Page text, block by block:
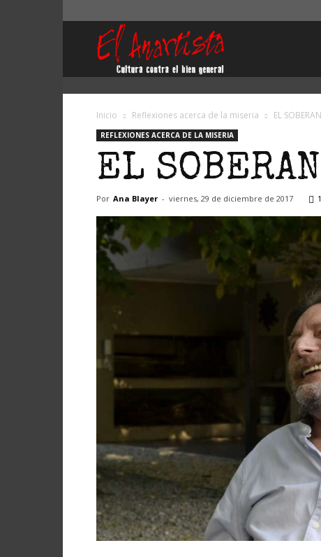
Inicio Reflexiones acerca de la miseria EL
REFLEXIONES ACERCA DE LA MISERIA
EL
Por Ana Blayer - viernes, 29 de diciembre de 2017